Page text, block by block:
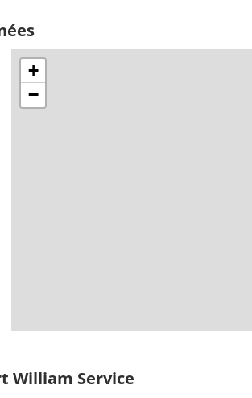
+
−
William Service